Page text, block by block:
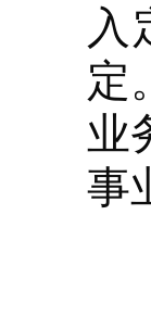
入
定
业
事